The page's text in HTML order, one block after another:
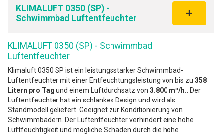
KLIMALUFT 0350 (SP) -
Schwimmbad Luftentfeuchter
KLIMALUFT 0350 (SP) - Schwimmbad
Luftentfeuchter
Klimaluft 0350 SP ist ein leistungsstarker Schwimmbad-
Luftentfeuchter mit einer Entfeuchtungsleistung von bis zu 358
Litern pro Tag und einem Luftdurchsatz von 3.800 m³/h. . Der
Luftentfeuchter hat ein schlankes Design und wird als
Standmodell geliefert. Geeignet zur Konditionierung von
Schwimmbädern. Der Luftentfeuchter verhindert eine hohe
Luftfeuchtigkeit und mögliche Schäden durch die hohe